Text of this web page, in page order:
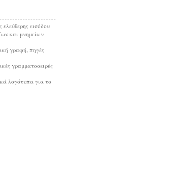
ελεύθερης εισόδου
και μνημείων
γραφή, πηγές
γραμματοσειρές
λογότυπα για το